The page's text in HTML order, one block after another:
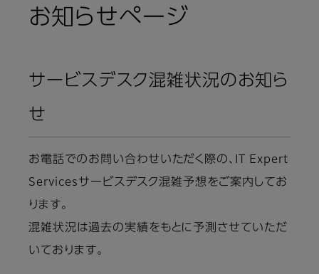
お知らせページ
サービスデスク混雑状況のお知ら
せ
お電話でのお問い合わせいただく際の、IT Expert
Servicesサービスデスク混雑予想をご案内してお
ります。
混雑状況は過去の実績をもとに予測させていただ
いております。